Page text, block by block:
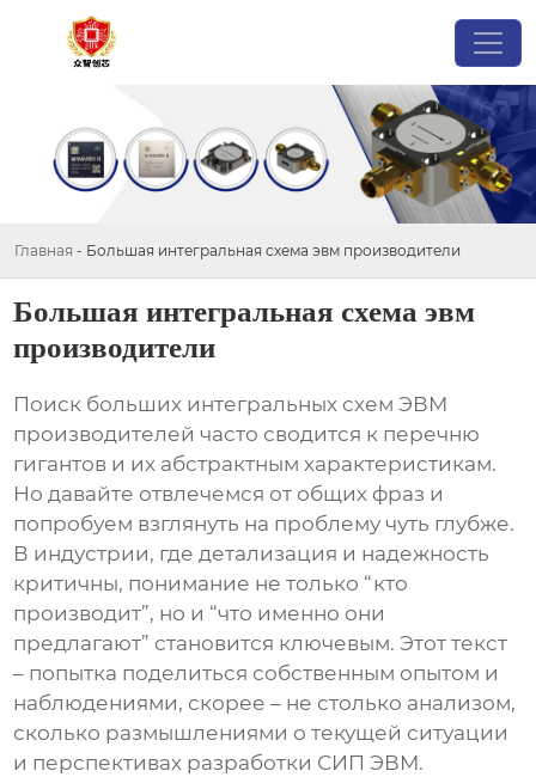
Главная - Большая интегральная схема эвм производители
Большая интегральная схема эвм
производители
Поиск больших интегральных схем ЭВМ
производителей часто сводится к перечню
гигантов и их абстрактным характеристикам.
Но давайте отвлечемся от общих фраз и
попробуем взглянуть на проблему чуть глубже.
В индустрии, где детализация и надежность
критичны, понимание не только “кто
производит”, но и “что именно они
предлагают” становится ключевым. Этот текст
– попытка поделиться собственным опытом и
наблюдениями, скорее – не столько анализом,
сколько размышлениями о текущей ситуации
и перспективах разработки СИП ЭВМ.